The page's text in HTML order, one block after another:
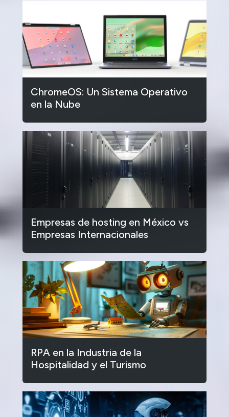
ChromeOS: Un Sistema Operativo
en la Nube
Empresas de hosting en México vs
Empresas Internacionales
RPA en la Industria de la
Hospitalidad y el Turismo